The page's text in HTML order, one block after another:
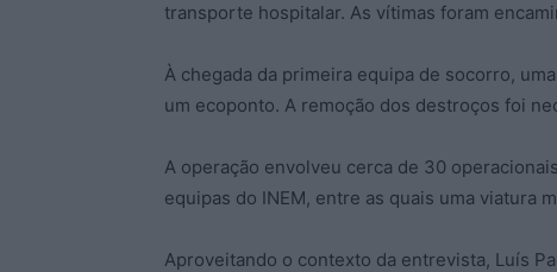
transporte hospitalar. As vítimas foram
À chegada da primeira equipa de socorro,
um ecoponto. A remoção dos destroços foi
A operação envolveu cerca de 30
equipas do INEM, entre as quais uma viatura
Aproveitando o contexto da entrevista, Luís